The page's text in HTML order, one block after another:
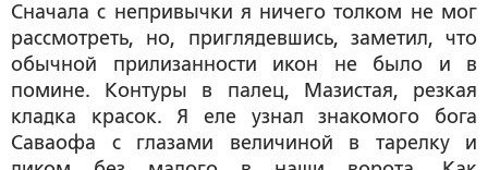
Сначала с непривычки я ничего толком не мог
рассмотреть, но, приглядевшись, заметил, что
обычной прилизанности икон не было и в
помине. Контуры в палец, Мазистая, резкая
кладка красок. Я еле узнал знакомого бога
Саваофа с глазами величиной в тарелку и